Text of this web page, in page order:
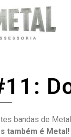
bandas de
também é Metal!